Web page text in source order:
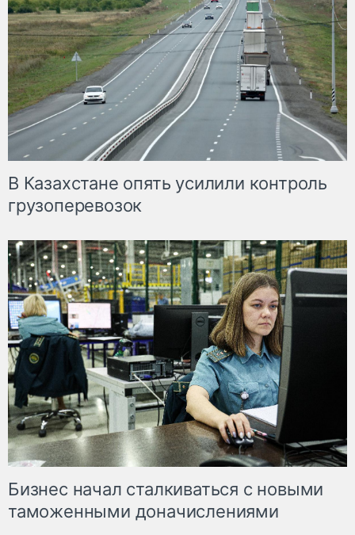
В Казахстане опять усилили контроль
грузоперевозок
Бизнес начал сталкиваться с новыми
таможенными доначислениями